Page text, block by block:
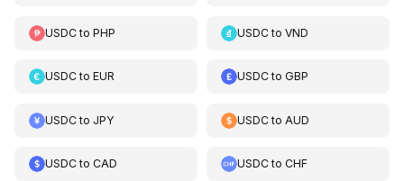
USDCto PHP USDCtoVND
USDCto EUR USDCtoGBP
USDCto JPY USDCto AUD
USDCto CAD USDCtoCHF